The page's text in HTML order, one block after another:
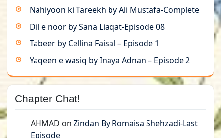
Nahiyoon ki Tareekh by Ali Mustafa-Complete
Dil e noor by Sana Liaqat-Episode 08
Tabeer by Cellina Faisal – Episode 1
Yaqeen e wasiq by Inaya Adnan – Episode 2
Chapter Chat!
AHMAD on Zindan By Romaisa Shehzadi-Last
Episode